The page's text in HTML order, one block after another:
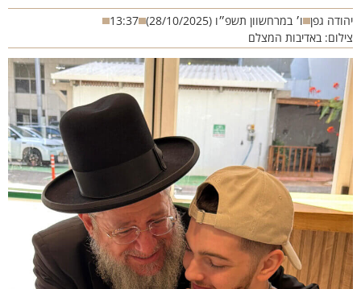
גפן ו׳ במרחשוון תשפ״ו (28/10/2025)
13:37
באדיבות המצלם